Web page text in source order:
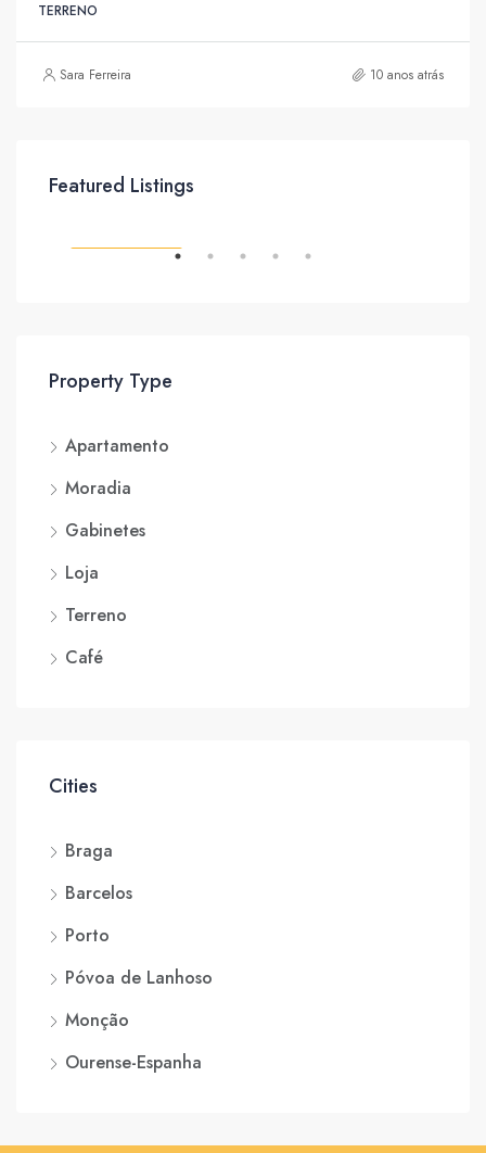
TERRENO
Sara Ferreira 10 anos atrás
Featured Listings
CARACTERÍSTICAS
Property Type
Apartamento
Moradia
Gabinetes
Loja
Terreno
Café
Cities
Braga
Barcelos
Porto
Póvoa de Lanhoso
Monção
Ourense-Espanha